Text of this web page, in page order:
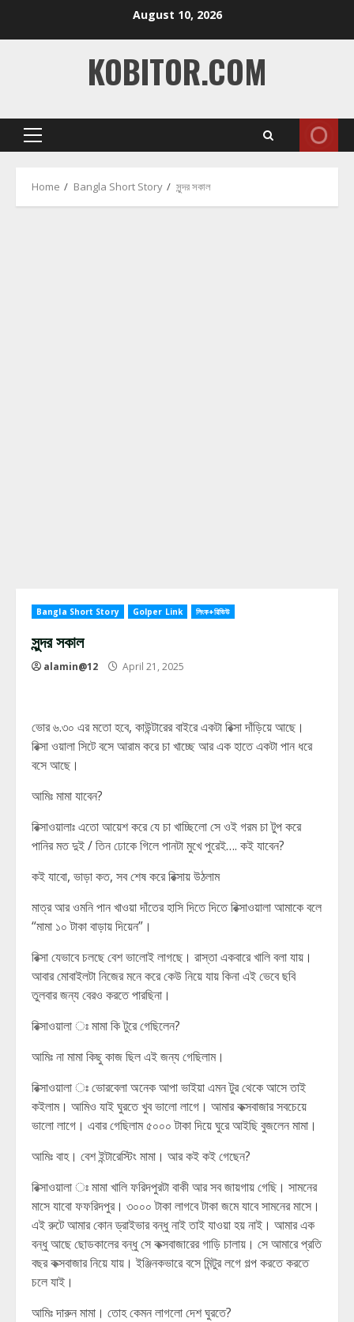
August 10, 2026
KOBITOR.COM
Primary
Home Bangla Short Story সুন্দর সকাল
Bangla Short Story Golper Link লিংক+রিভিউ
সুন্দর সকাল
alamin@12 April 21, 2025
ভোর ৬.৩০ এর মতো হবে, কাউন্টারের বাইরে একটা রিক্সা দাঁড়িয়ে আছে।
রিক্সা ওয়ালা সিটে বসে আরাম করে চা খাচ্ছে আর এক হাতে একটা পান ধরে
বসে আছে।
আমিঃ মামা যাবেন?
রিক্সাওয়ালাঃ এতো আয়েশ করে যে চা খাচ্ছিলো সে ওই গরম চা টুপ করে
পানির মত দুই / তিন ঢোকে গিলে পানটা মুখে পুরেই…. কই যাবেন?
কই যাবো, ভাড়া কত, সব শেষ করে রিক্সায় উঠলাম
মাত্র আর ওমনি পান খাওয়া দাঁতের হাসি দিতে দিতে রিক্সাওয়ালা আমাকে বলে
“মামা ১০ টাকা বাড়ায় দিয়েন”।
রিক্সা যেভাবে চলছে বেশ ভালোই লাগছে। রাস্তা একবারে খালি বলা যায়।
আবার মোবাইলটা নিজের মনে করে কেউ নিয়ে যায় কিনা এই ভেবে ছবি
তুলবার জন্য বেরও করতে পারছিনা।
রিক্সাওয়ালা ঃ মামা কি টুরে গেছিলেন?
আমিঃ না মামা কিছু কাজ ছিল এই জন্য গেছিলাম।
রিক্সাওয়ালা ঃ ভোরবেলা অনেক আপা ভাইয়া এমন টুর থেকে আসে তাই
কইলাম। আমিও যাই ঘুরতে খুব ভালো লাগে। আমার কক্সবাজার সবচেয়ে
ভালো লাগে। এবার গেছিলাম ৫০০০ টাকা দিয়ে ঘুরে আইছি বুজলেন মামা।
আমিঃ বাহ। বেশ ইন্টারেস্টিং মামা। আর কই কই গেছেন?
রিক্সাওয়ালা ঃ মামা খালি ফরিদপুরটা বাকী আর সব জায়গায় গেছি। সামনের
মাসে যাবো ফফরিদপুর। ৩০০০ টাকা লাগবে টাকা জমে যাবে সামনের মাসে।
এই রুটে আমার কোন ড্রাইভার বন্ধু নাই তাই যাওয়া হয় নাই। আমার এক
বন্ধু আছে ছোডকালের বন্ধু সে কক্সবাজারের গাড়ি চালায়। সে আমারে প্রতি
বছর কক্সবাজার নিয়ে যায়। ইঞ্জিনকভারে বসে মিন্টুর লগে গল্প করতে করতে
চলে যাই।
আমিঃ দারুন মামা। তোহ কেমন লাগলো দেশ ঘুরতে?